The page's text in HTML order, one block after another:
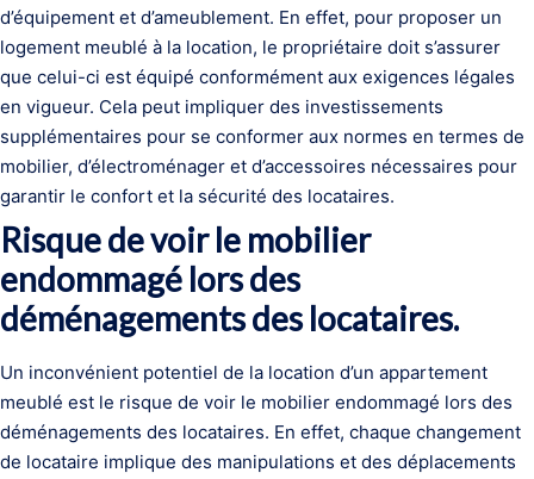
d’équipement et d’ameublement. En effet, pour proposer un
logement meublé à la location, le propriétaire doit s’assurer
que celui-ci est équipé conformément aux exigences légales
en vigueur. Cela peut impliquer des investissements
supplémentaires pour se conformer aux normes en termes de
mobilier, d’électroménager et d’accessoires nécessaires pour
garantir le confort et la sécurité des locataires.
Risque de voir le mobilier
endommagé lors des
déménagements des locataires.
Un inconvénient potentiel de la location d’un appartement
meublé est le risque de voir le mobilier endommagé lors des
déménagements des locataires. En effet, chaque changement
de locataire implique des manipulations et des déplacements